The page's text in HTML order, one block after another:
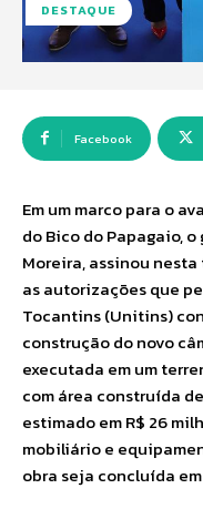
DESTAQUE
Facebook
Em um marco para o
do Bico do Papagaio,
Moreira, assinou
as autorizações que
Tocantins (Unitins)
construção do novo
executada em um
com área construída
estimado em R$ 26
mobiliário e
obra seja concluída em